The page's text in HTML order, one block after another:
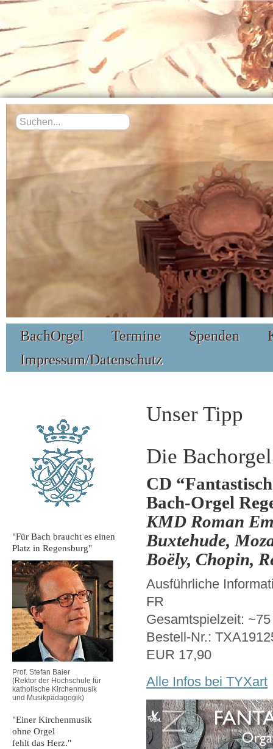
BachOrgel Termine Spenden
Impressum/Datenschutz
Unser Tipp
Die
CD
Bach-Orgel
KMD Roman
Buxtehude,
Boëly, Chopin,
Ausführliche
FR
Gesamtspielzeit:
Bestell-Nr.:
EUR 17,90
Alle Infos bei TYXart
"Für Bach braucht es einen
Platz in Regensburg"
Prof. Stefan Baier
(Rektor der Hochschule für
katholische Kirchenmusik
und Musikpädagogik)
"Einer Kirchenmusik
ohne Orgel
fehlt das Herz."